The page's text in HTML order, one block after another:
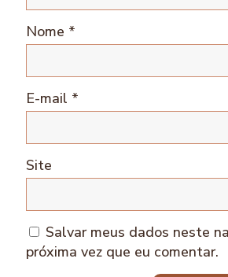
Nome *
E-mail *
Site
Salvar meus dados neste
próxima vez que eu comentar.